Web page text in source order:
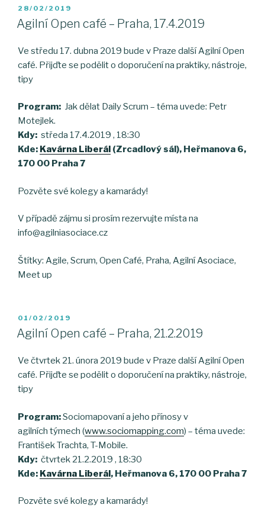
POSTED
ON
28/02/2019
Agilní Open café – Praha, 17.4.2019
Ve středu 17. dubna 2019 bude v Praze další Agilní Open
café. Přijďte se podělit o doporučení na praktiky, nástroje,
tipy
Program: Jak dělat Daily Scrum – téma uvede: Petr
Motejlek.
Kdy: středa 17.4.2019 , 18:30
Kde: Kavárna Liberál (Zrcadlový sál), Heřmanova 6,
170 00 Praha 7
Pozvěte své kolegy a kamarády!
V případě zájmu si prosím rezervujte místa na
info@agilniasociace.cz
Štítky: Agile, Scrum, Open Café, Praha, Agilní Asociace,
Meet up
POSTED
ON
01/02/2019
Agilní Open café – Praha, 21.2.2019
Ve čtvrtek 21. února 2019 bude v Praze další Agilní Open
café. Přijďte se podělit o doporučení na praktiky, nástroje,
tipy
Program:Sociomapovaní a jeho přínosy v
agilních týmech (www.sociomapping.com) – téma uvede:
František Trachta, T-Mobile.
Kdy: čtvrtek 21.2.2019 , 18:30
Kde: Kavárna Liberál, Heřmanova 6, 170 00 Praha 7
Pozvěte své kolegy a kamarády!